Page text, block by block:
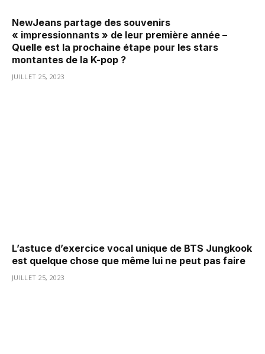
NewJeans partage des souvenirs
« impressionnants » de leur première année –
Quelle est la prochaine étape pour les stars
montantes de la K-pop ?
JUILLET 25, 2023
L’astuce d’exercice vocal unique de BTS Jungkook
est quelque chose que même lui ne peut pas faire
JUILLET 25, 2023